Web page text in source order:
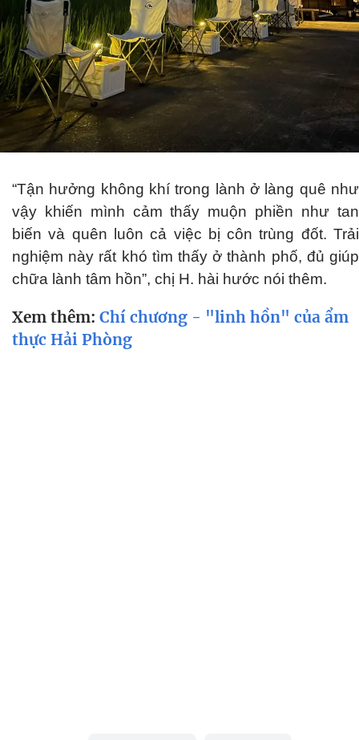
“Tận hưởng không khí trong lành ở làng quê như
vậy khiến mình cảm thấy muộn phiền như tan
biến và quên luôn cả việc bị côn trùng đốt. Trải
nghiệm này rất khó tìm thấy ở thành phố, đủ giúp
chữa lành tâm hồn”, chị H. hài hước nói thêm.
Xem thêm: Chí chương - "linh hồn" của ẩm
thực Hải Phòng